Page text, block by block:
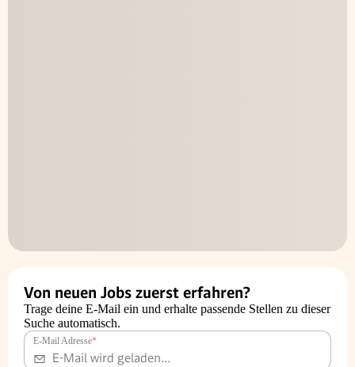
Von neuen Jobs zuerst erfahren?
Trage deine E-Mail ein und erhalte passende Stellen zu dieser
Suche automatisch.
E-Mail Adresse*